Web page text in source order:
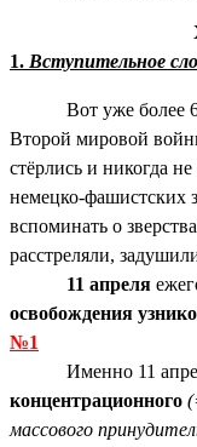
1. Вступительное
Вот уже более
Второй мировой
стёрлись и никогда
немецко-фашистских
вспоминать о
расстреляли,
11 апреля
освобождения
№1
Именно 11
концентрационного
массового